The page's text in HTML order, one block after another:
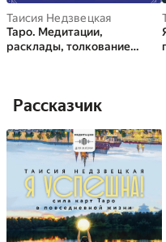
Таисия Недзвецкая
Таро. Медитации,
расклады, толкование
Рассказчик